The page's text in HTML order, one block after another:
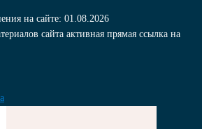
на сайте: 01.08.2026
сайта активная прямая ссылка на